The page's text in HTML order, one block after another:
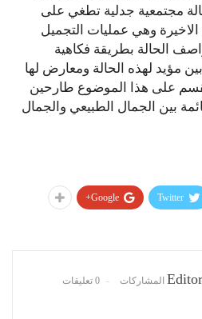
مجتمعية جدلية تطغي على
وهي عمليات التجميل
الحالة بطريقة فكاهية
مؤيد لهذه الحالة ومعارض لها
على هذا الموضوع طارحين
بين الجمال الطبيعي والجمال
Twitter
Google+
0 تعليقات